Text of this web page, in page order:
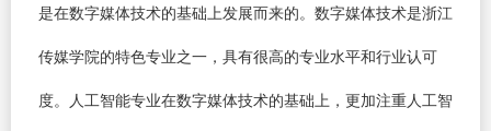
是在数字媒体技术的基础上发展而来的。数字媒体技术是浙江
传媒学院的特色专业之一，具有很高的专业水平和行业认可
度。人工智能专业在数字媒体技术的基础上，更加注重人工智